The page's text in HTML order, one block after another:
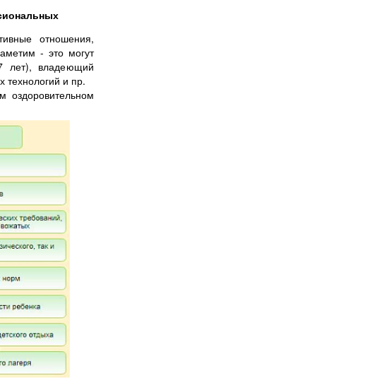
отношения,
- это могут
лет), владеющий
технологий и пр.
оздоровительном